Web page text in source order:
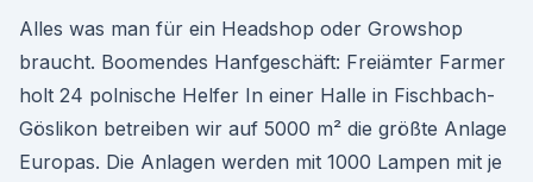
Alles was man für ein Headshop oder Growshop
braucht. Boomendes Hanfgeschäft: Freiämter Farmer
holt 24 polnische Helfer In einer Halle in Fischbach-
Göslikon betreiben wir auf 5000 m² die größte Anlage
Europas. Die Anlagen werden mit 1000 Lampen mit je